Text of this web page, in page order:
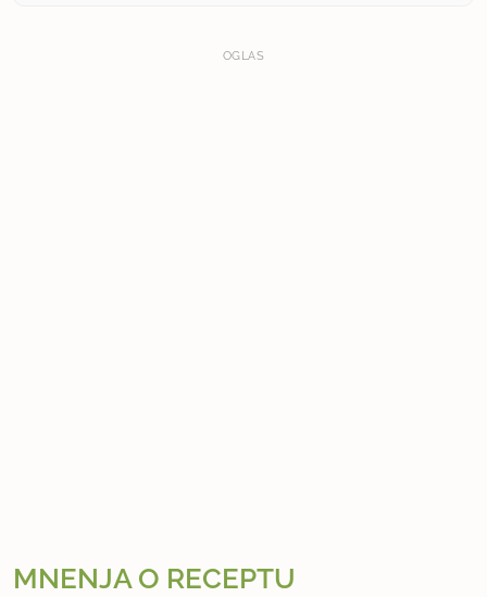
OGLAS
MNENJA O RECEPTU